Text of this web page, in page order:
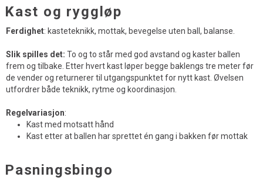
Kast og ryggløp
Ferdighet: kasteteknikk, mottak, bevegelse uten ball, balanse.
Slik spilles det: To og to står med god avstand og kaster ballen
frem og tilbake. Etter hvert kast løper begge baklengs tre meter før
de vender og returnerer til utgangspunktet for nytt kast. Øvelsen
utfordrer både teknikk, rytme og koordinasjon.
Regelvariasjon:
Kast med motsatt hånd
Kast etter at ballen har sprettet én gang i bakken før mottak
Pasningsbingo